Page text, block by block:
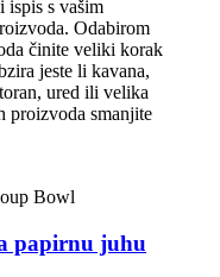
ispis s vašim
Odabirom
činite veliki korak
jeste li kavana,
ured ili velika
proizvoda smanjite
papirnu juhu